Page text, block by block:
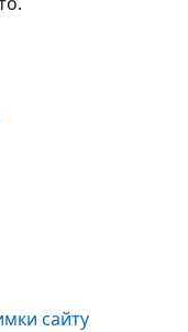
сайту